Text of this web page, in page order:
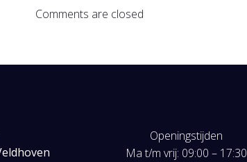
Comments are closed
Openingstijden
Ma t/m vrij: 09:00 – 17:30